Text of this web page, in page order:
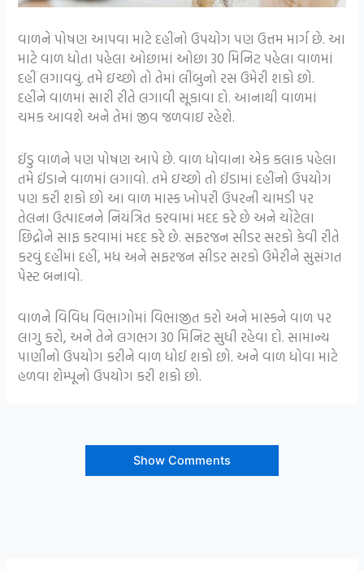
વાળને પોષણ આપવા માટે દહીંનો ઉપયોગ પણ ઉત્તમ માર્ગ છે. આ
માટે વાળ ધોતા પહેલા ઓછામાં ઓછા 30 મિનિટ પહેલા વાળમાં
દહીં લગાવવું. તમે ઇચ્છો તો તેમાં લીંબુનો રસ ઉમેરી શકો છો.
દહીંને વાળમાં સારી રીતે લગાવી સૂકાવા દો. આનાથી વાળમાં
ચમક આવશે અને તેમાં જીવ જળવાઇ રહેશે.
ઈંડુ વાળને પણ પોષણ આપે છે. વાળ ધોવાના એક કલાક પહેલા
તમે ઈંડાને વાળમાં લગાવો. તમે ઇચ્છો તો ઈંડામાં દહીંનો ઉપયોગ
પણ કરી શકો છો આ વાળ માસ્ક ખોપરી ઉપરની ચામડી પર
તેલના ઉત્પાદનને નિયંત્રિત કરવામાં મદદ કરે છે અને ચોંટેલા
છિદ્રોને સાફ કરવામાં મદદ કરે છે. સફરજન સીડર સરકો કેવી રીતે
કરવું દહીંમાં દહીં, મધ અને સફરજન સીડર સરકો ઉમેરીને સુસંગત
પેસ્ટ બનાવો.
વાળને વિવિધ વિભાગોમાં વિભાજીત કરો અને માસ્કને વાળ પર
લાગુ કરો, અને તેને લગભગ 30 મિનિટ સુધી રહેવા દો. સામાન્ય
પાણીનો ઉપયોગ કરીને વાળ ધોઈ શકો છો. અને વાળ ધોવા માટે
હળવા શેમ્પૂનો ઉપયોગ કરી શકો છો.
Show Comments